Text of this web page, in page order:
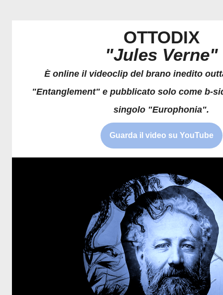
OTTODIX
"Jules Verne"
È online il videoclip del brano inedito
"Entanglement" e pubblicato solo come b-
singolo "Europhonia".
Guarda il video su YouTube